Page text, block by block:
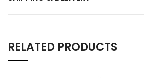
RELATED PRODUCTS